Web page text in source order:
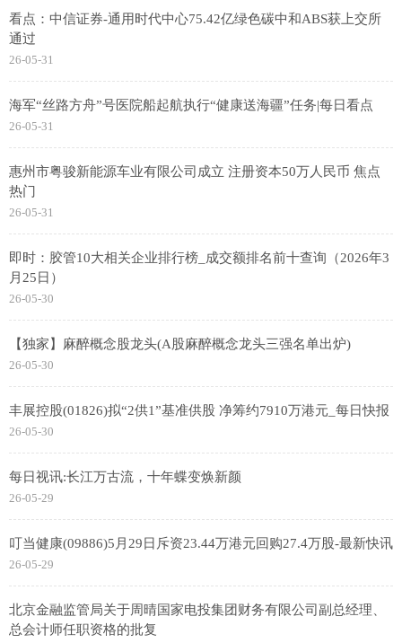
看点：中信证券-通用时代中心75.42亿绿色碳中和ABS获上交所
通过
26-05-31
海军“丝路方舟”号医院船起航执行“健康送海疆”任务|每日看点
26-05-31
惠州市粤骏新能源车业有限公司成立 注册资本50万人民币 焦点
热门
26-05-31
即时：胶管10大相关企业排行榜_成交额排名前十查询（2026年3
月25日）
26-05-30
【独家】麻醉概念股龙头(A股麻醉概念龙头三强名单出炉)
26-05-30
丰展控股(01826)拟“2供1”基准供股 净筹约7910万港元_每日快报
26-05-30
每日视讯:长江万古流，十年蝶变焕新颜
26-05-29
叮当健康(09886)5月29日斥资23.44万港元回购27.4万股-最新快讯
26-05-29
北京金融监管局关于周晴国家电投集团财务有限公司副总经理、
总会计师任职资格的批复